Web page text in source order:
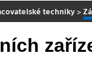
techniky >